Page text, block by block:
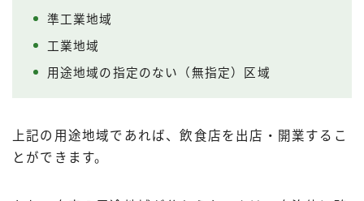
準工業地域
工業地域
用途地域の指定のない（無指定）区域
上記の用途地域であれば、飲食店を出店・開業するこ
とができます。